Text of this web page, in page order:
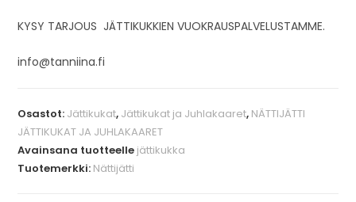
KYSY TARJOUS JÄTTIKUKKIEN VUOKRAUSPALVELUSTAMME.
info@tanniina.fi
Osastot: Jättikukat, Jättikukat ja Juhlakaaret, NÄTTIJÄTTI
JÄTTIKUKAT JA JUHLAKAARET
Avainsana tuotteelle jättikukka
Tuotemerkki: Nättijätti